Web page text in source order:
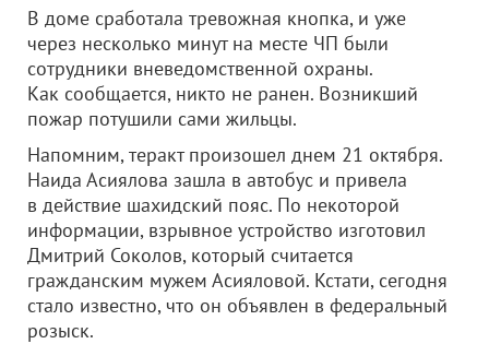
В доме сработала тревожная кнопка, и уже
через несколько минут на месте ЧП были
сотрудники вневедомственной охраны.
Как сообщается, никто не ранен. Возникший
пожар потушили сами жильцы.
Напомним, теракт произошел днем 21 октября.
Наида Асиялова зашла в автобус и привела
в действие шахидский пояс. По некоторой
информации, взрывное устройство изготовил
Дмитрий Соколов, который считается
гражданским мужем Асияловой. Кстати, сегодня
стало известно, что он объявлен в федеральный
розыск.